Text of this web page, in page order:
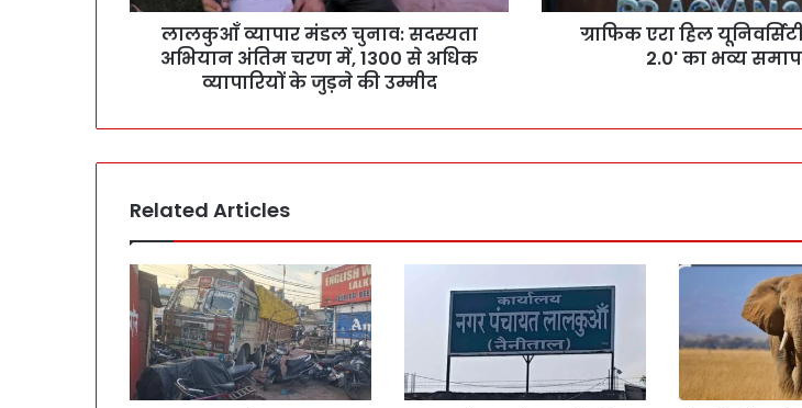
लालकुआँ व्यापार मंडल चुनाव: सदस्यता
अभियान अंतिम चरण में, 1300 से अधिक
व्यापारियों के जुड़ने की उम्मीद
ग्राफिक एरा हिल
2.0' का भव्य
Related Articles